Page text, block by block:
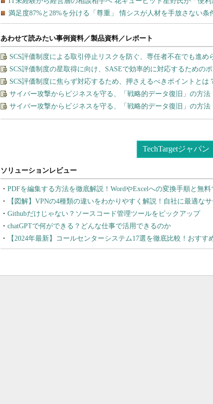
あわせて読みたい事例資料／製品資料／レポート
SCS評価制度による取引停止リスクを防ぐ、専任者不在でも進め
SCS評価制度の星取得に向け、SASEで効率的に対応するためのポ
SCS評価制度に焦らず対応するため、押さえるべきポイントとは
サイバー攻撃からビジネスを守る、「戦略的データ復旧」の方法
サイバー攻撃からビジネスを守る、「戦略的データ復旧」の方法
TechTargetジャパン
PDFを編集する方法を徹底解説！WordやExcelへの変換手順と無
【図解】VPNの4種類の違いをわかりやすく解説！自社に最適な
Githubだけじゃない？ソースコード管理ツールをピックアップ
chatGPTで何ができる？どんな仕事で活用できるのか
【2024年最新】コールセンターシステム17選を徹底比較！おす